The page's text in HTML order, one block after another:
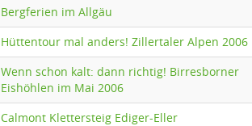
Bergferien im Allgäu
Hüttentour mal anders! Zillertaler Alpen 2006
Wenn schon kalt: dann richtig! Birresborner
Eishöhlen im Mai 2006
Calmont Klettersteig Ediger-Eller